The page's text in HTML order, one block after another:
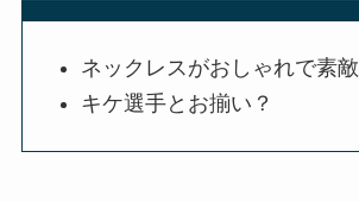
ネックレスがおしゃれで素敵
キケ選手とお揃い？